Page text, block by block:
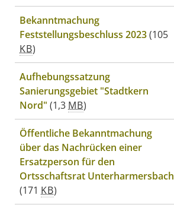
Bekanntmachung
Feststellungsbeschluss 2023(105
KB)
Aufhebungssatzung
Sanierungsgebiet "Stadtkern
Nord" (1,3MB)
Öffentliche Bekanntmachung
über das Nachrücken einer
Ersatzperson für den
Ortsschaftsrat Unterharmersbach
(171 KB)